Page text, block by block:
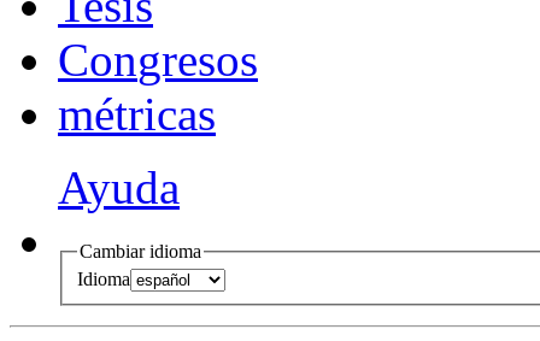
Congresos
métricas
Ayuda
Cambiar idioma
Idioma